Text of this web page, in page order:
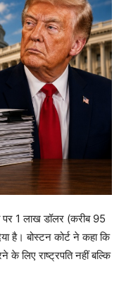
1 लाख डॉलर (करीब 95
है। बोस्टन कोर्ट ने कहा कि
लिए राष्ट्रपति नहीं बल्कि